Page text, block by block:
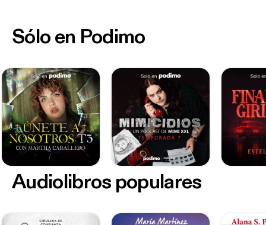
Sólo en Podimo
Audiolibros populares